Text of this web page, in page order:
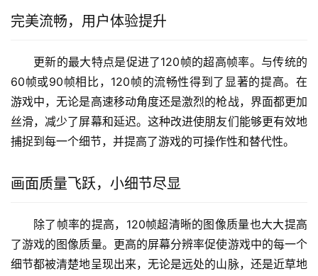
完美流畅，用户体验提升
更新的最大特点是促进了120帧的超高帧率。与传统的
60帧或90帧相比，120帧的流畅性得到了显著的提高。在
游戏中，无论是高速移动角度还是激烈的枪战，界面都更加
丝滑，减少了屏幕和延迟。这种改进使朋友们能够更有效地
捕捉到每一个细节，并提高了游戏的可操作性和替代性。
画面质量飞跃，小细节尽显
除了帧率的提高，120帧超清晰的图像质量也大大提高
了游戏的图像质量。更高的屏幕分辨率促使游戏中的每一个
细节都被清楚地呈现出来，无论是远处的山脉，还是近草地